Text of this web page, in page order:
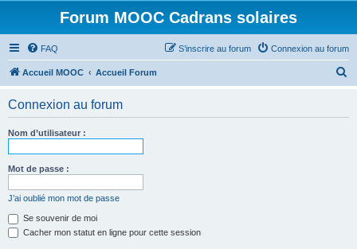
Forum MOOC Cadrans solaires
FAQ Connexion au forum
S’inscrire au forum
Accueil MOOC Accueil Forum
Connexion au forum
Nom d’utilisateur :
Mot de passe :
J’ai oublié mon mot de passe
Se souvenir de moi
Cacher mon statut en ligne pour cette session